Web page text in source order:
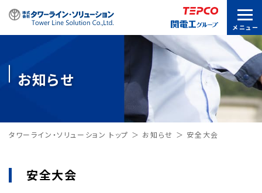
お知らせ
タワーライン・ソリューション トップ お知らせ 安全大会
安全大会